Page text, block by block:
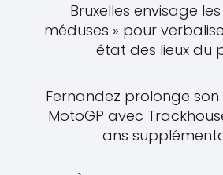
Bruxelles envisage
méduses » pour
état des lieux du
Fernandez prolonge
MotoGP avec
ans